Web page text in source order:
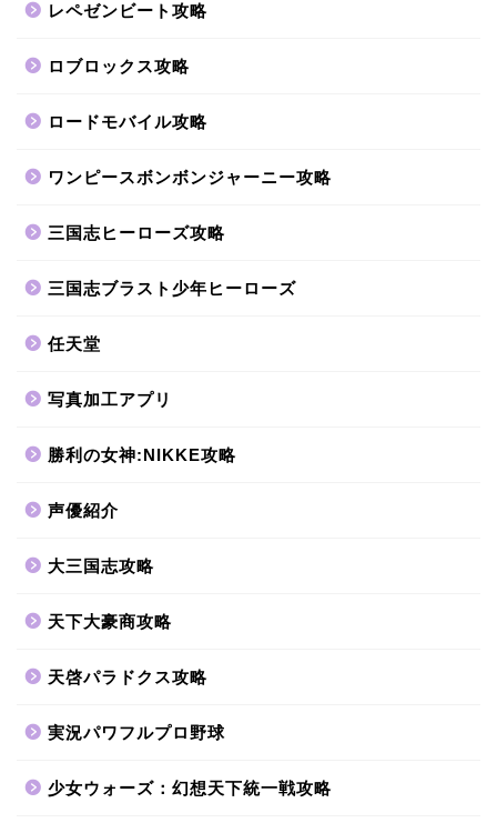
レペゼンビート攻略
ロブロックス攻略
ロードモバイル攻略
ワンピースボンボンジャーニー攻略
三国志ヒーローズ攻略
三国志ブラスト少年ヒーローズ
任天堂
写真加工アプリ
勝利の女神:NIKKE攻略
声優紹介
大三国志攻略
天下大豪商攻略
天啓パラドクス攻略
実況パワフルプロ野球
少女ウォーズ：幻想天下統一戦攻略